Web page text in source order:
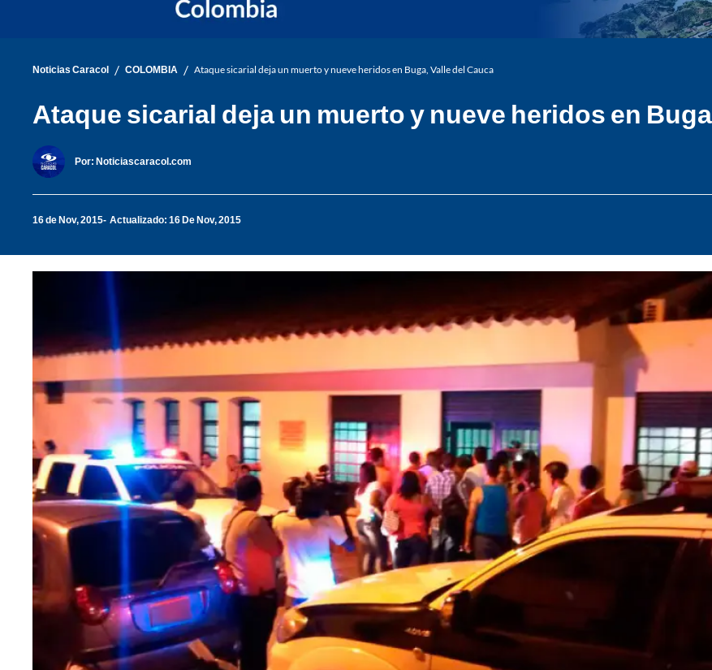
Noticias Caracol / COLOMBIA / Ataque sicarial deja un muerto y nueve heridos en Buga, Valle del Cauca
Ataque sicarial deja un muerto y nueve heridos en
Por: Noticiascaracol.com
16 de Nov, 2015 Actualizado: 16 De Nov, 2015